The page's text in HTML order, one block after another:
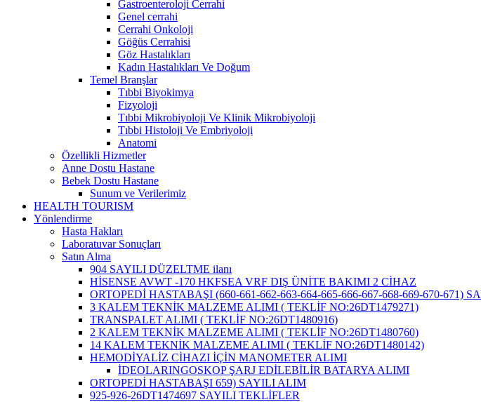
Gastroenteroloji Cerrahi
Genel cerrahi
Cerrahi Onkoloji
Göğüs Cerrahisi
Göz Hastalıkları
Kadın Hastalıkları Ve Doğum
Temel Branşlar
Tıbbi Biyokimya
Fizyoloji
Tıbbi Mikrobiyoloji Ve Klinik Mikrobiyoloji
Tıbbi Histoloji Ve Embriyoloji
Anatomi
Özellikli Hizmetler
Anne Dostu Hastane
Bebek Dostu Hastane
Sunum ve Verilerimiz
HEALTH TOURISM
Yönlendirme
Hasta Hakları
Laboratuvar Sonuçları
Satın Alma
904 SAYILI DÜZELTME ilanı
HİSENSE AVWT -170 HKFSEA VRF DIŞ ÜNİTE BAKIMI 2 CİHAZ
ORTOPEDİ HASTABAŞI (660-661-662-663-664-665-666-667-668-669-670-671)
3 KALEM TEKNİK MALZEME ALIMI ( TEKLİF NO:26DT1479271)
TRANSPALET ALIMI ( TEKLİF NO:26DT1480916)
2 KALEM TEKNİK MALZEME ALIMI ( TEKLİF NO:26DT1480760)
14 KALEM TEKNİK MALZEME ALIMI ( TEKLİF NO:26DT1480142)
HEMODİYALİZ CİHAZI İÇİN MANOMETER ALIMI
İDEOLARINGOSKOP ŞARJ EDİLEBİLİR BATARYA ALIMI
ORTOPEDİ HASTABAŞI 659) SAYILI ALIM
925-926-26DT1474697 SAYILI TEKLİFLER